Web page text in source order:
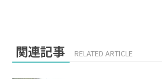
関連記事 RELATED ARTICLE